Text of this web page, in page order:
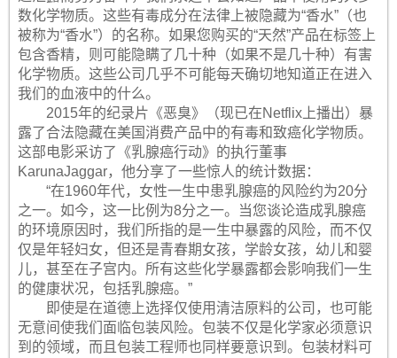
数化学物质。这些有毒成分在法律上被隐藏为“香水”（也
被称为“香水”）的名称。如果您购买的“天然”产品在标签上
包含香精，则可能隐瞒了几十种（如果不是几十种）有害
化学物质。这些公司几乎不可能每天确切地知道正在进入
我们的血液中的什么。
2015年的纪录片《恶臭》（现已在Netflix上播出）暴
露了合法隐藏在美国消费产品中的有毒和致癌化学物质。
这部电影采访了《乳腺癌行动》的执行董事
KarunaJaggar，他分享了一些惊人的统计数据：
“在1960年代，女性一生中患乳腺癌的风险约为20分
之一。如今，这一比例为8分之一。当您谈论造成乳腺癌
的环境原因时，我们所指的是一生中暴露的风险，而不仅
仅是年轻妇女，但还是青春期女孩，学龄女孩，幼儿和婴
儿，甚至在子宫内。所有这些化学暴露都会影响我们一生
的健康状况，包括乳腺癌。”
即使是在道德上选择仅使用清洁原料的公司，也可能
无意间使我们面临包装风险。包装不仅是化学家必须意识
到的领域，而且包装工程师也同样要意识到。包装材料可